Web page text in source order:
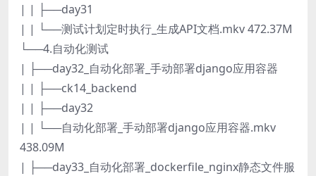
| | ├──day31
| | └──测试计划定时执行_生成API文档.mkv 472.37M
└──4.自动化测试
| ├──day32_自动化部署_手动部署django应用容器
| | ├──ck14_backend
| | ├──day32
| | └──自动化部署_手动部署django应用容器.mkv
438.09M
| ├──day33_自动化部署_dockerfile_nginx静态文件服